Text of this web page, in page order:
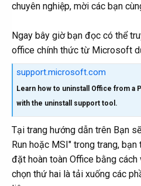
chuyên nghiệp, mời các bạn
Ngay bây giờ bạn đọc có thể
office chính thức từ Microsoft
support.microsoft.com
Learn how to uninstall Office from a
with the uninstall support tool.
Tại trang hướng dẫn trên Bạn
Run hoặc MSI" trong trang,
đặt hoàn toàn Office bằng
chọn thứ hai là tải xuống các